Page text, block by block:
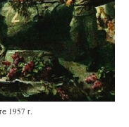
1957 г.